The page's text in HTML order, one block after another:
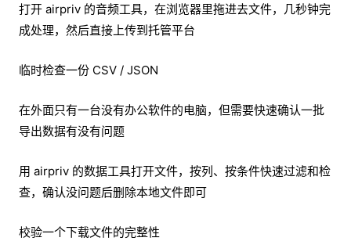
打开 airpriv 的音频工具，在浏览器里拖进去文件，几秒钟完
成处理，然后直接上传到托管平台
临时检查一份 CSV / JSON
在外面只有一台没有办公软件的电脑，但需要快速确认一批
导出数据有没有问题
用 airpriv 的数据工具打开文件，按列、按条件快速过滤和检
查，确认没问题后删除本地文件即可
校验一个下载文件的完整性